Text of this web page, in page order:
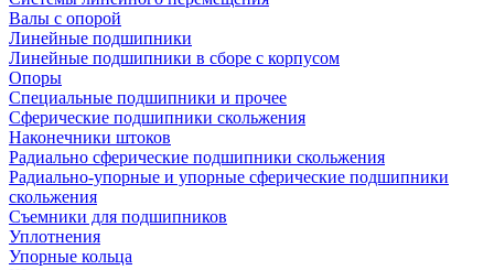
Валы с опорой
Линейные подшипники
Линейные подшипники в сборе с корпусом
Опоры
Специальные подшипники и прочее
Сферические подшипники скольжения
Наконечники штоков
Радиально сферические подшипники скольжения
Радиально-упорные и упорные сферические подшипники
скольжения
Съемники для подшипников
Уплотнения
Упорные кольца